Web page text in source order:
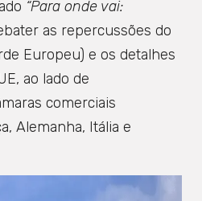
“Para onde vai:
as repercussões do
Europeu) e os detalhes
ao lado de
comerciais
Alemanha, Itália e